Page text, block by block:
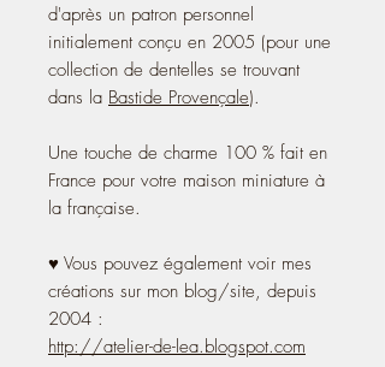
d'après un patron personnel
initialement conçu en 2005 (pour une
collection de dentelles se trouvant
dans la Bastide Provençale).
Une touche de charme 100 % fait en
France pour votre maison miniature à
la française.
♥ Vous pouvez également voir mes
créations sur mon blog/site, depuis
2004 :
http://atelier-de-lea.blogspot.com